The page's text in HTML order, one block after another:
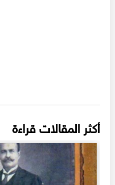
أكثر المقالات قراءة